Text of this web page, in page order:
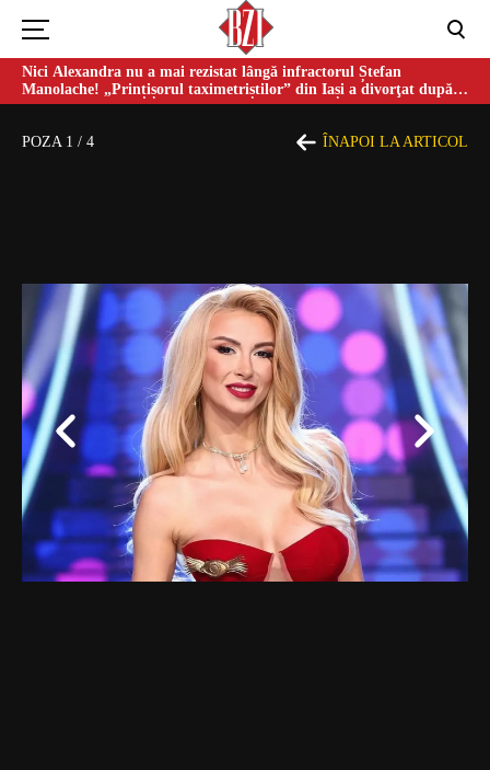
Nici Alexandra nu a mai rezistat lângă infractorul Ștefan
Manolache! „Prințișorul taximetriștilor” din Iași a divorţat după
doi ani de căsnicie
POZA 1 / 4 ÎNAPOI LA ARTICOL